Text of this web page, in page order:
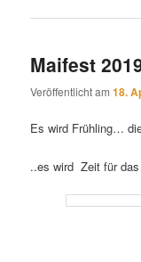
Maifest
Veröffentlicht am18.
Es wird Frühling…
..es wird Zeit für